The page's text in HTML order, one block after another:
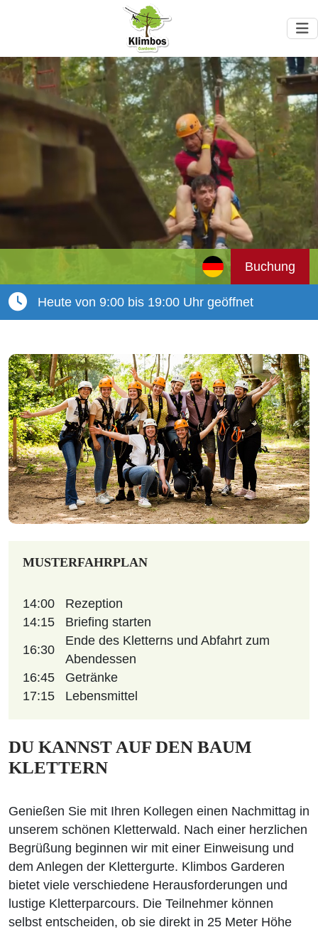
Buchung
Heute von 9:00 bis 19:00 Uhr geöffnet
MUSTERFAHRPLAN
14:00
Rezeption
14:15
Briefing starten
16:30
Ende des Kletterns und Abfahrt zum
Abendessen
16:45
Getränke
17:15
Lebensmittel
DU KANNST AUF DEN BAUM
KLETTERN
Genießen Sie mit Ihren Kollegen einen Nachmittag in
unserem schönen Kletterwald. Nach einer herzlichen
Begrüßung beginnen wir mit einer Einweisung und
dem Anlegen der Klettergurte. Klimbos Garderen
bietet viele verschiedene Herausforderungen und
lustige Kletterparcours. Die Teilnehmer können
selbst entscheiden, ob sie direkt in 25 Meter Höhe